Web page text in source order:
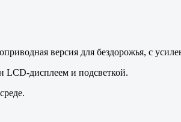
версия для бездорожья, с
LCD-дисплеем и подсветкой.